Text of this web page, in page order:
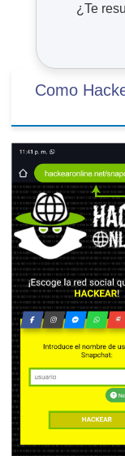
¿Te
Como